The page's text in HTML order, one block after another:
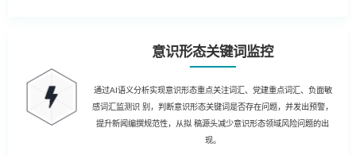
意识形态关键词监控
通过AI语义分析实现意识形态重点关注词汇、党建重点词汇、负面敏
感词汇监测识 别，判断意识形态关键词是否存在问题，并发出预警，
提升新闻编撰规范性，从拟 稿源头减少意识形态领域风险问题的出
现。